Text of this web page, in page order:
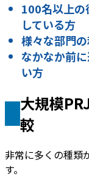
100名以上の
している方
様々な部門
なかなか前
い方
大規模
較
非常に多くの種類
す。